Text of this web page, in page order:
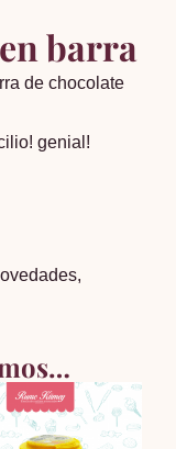
barra
de chocolate
genial!
,